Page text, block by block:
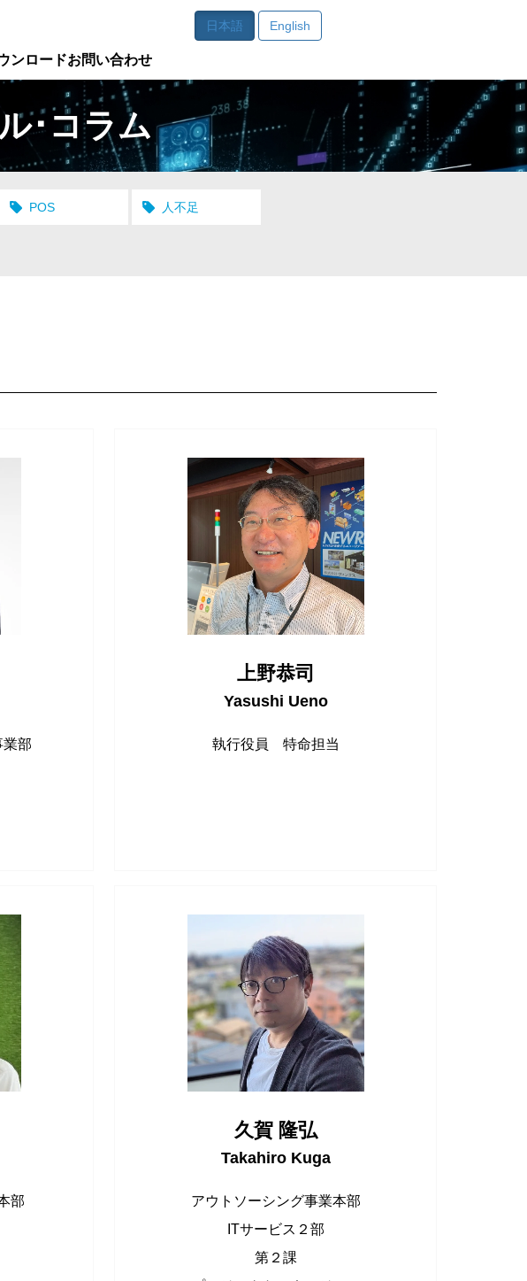
日本語 English
ンロードお問い合わせ
･コラム
POS 人不足
業部
上野恭司
Yasushi Ueno
執行役員 特命担当
部
久賀 隆弘
Takahiro Kuga
アウトソーシング事業本部
ITサービス２部
第２課